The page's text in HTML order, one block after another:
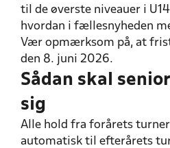
til de øverste niveauer i
hvordan i fællesnyheden
Vær opmærksom på, at
den 8. juni 2026.
Sådan skal
sig
Alle hold fra forårets
automatisk til efterårets